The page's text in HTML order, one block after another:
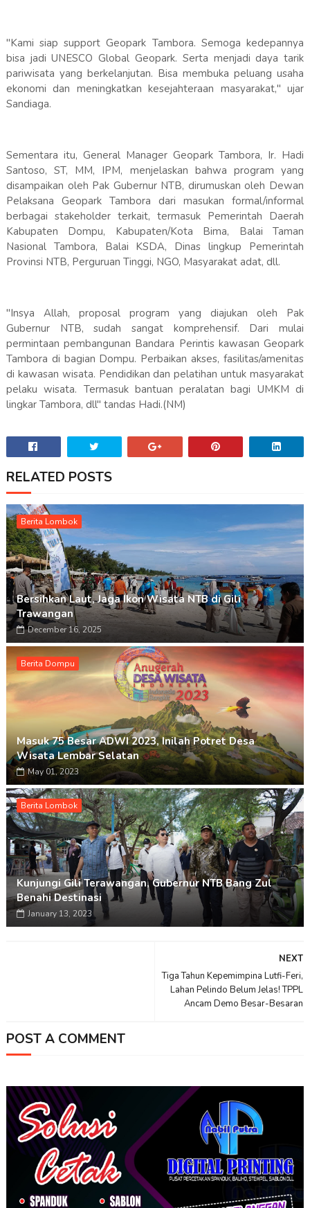
"Kami siap support Geopark Tambora. Semoga kedepannya
bisa jadi UNESCO Global Geopark. Serta menjadi daya tarik
pariwisata yang berkelanjutan. Bisa membuka peluang usaha
ekonomi dan meningkatkan kesejahteraan masyarakat," ujar
Sandiaga.
Sementara itu, General Manager Geopark Tambora, Ir. Hadi
Santoso, ST, MM, IPM, menjelaskan bahwa program yang
disampaikan oleh Pak Gubernur NTB, dirumuskan oleh Dewan
Pelaksana Geopark Tambora dari masukan formal/informal
berbagai stakeholder terkait, termasuk Pemerintah Daerah
Kabupaten Dompu, Kabupaten/Kota Bima, Balai Taman
Nasional Tambora, Balai KSDA, Dinas lingkup Pemerintah
Provinsi NTB, Perguruan Tinggi, NGO, Masyarakat adat, dll.
"Insya Allah, proposal program yang diajukan oleh Pak
Gubernur NTB, sudah sangat komprehensif. Dari mulai
permintaan pembangunan Bandara Perintis kawasan Geopark
Tambora di bagian Dompu. Perbaikan akses, fasilitas/amenitas
di kawasan wisata. Pendidikan dan pelatihan untuk masyarakat
pelaku wisata. Termasuk bantuan peralatan bagi UMKM di
lingkar Tambora, dll" tandas Hadi.(NM)
RELATED POSTS
Berita Lombok
Bersihkan Laut, Jaga Ikon Wisata NTB di Gili
Trawangan
December 16, 2025
Berita Dompu
Masuk 75 Besar ADWI 2023, Inilah Potret Desa
Wisata Lembar Selatan
May 01, 2023
Berita Lombok
Kunjungi Gili Terawangan, Gubernur NTB Bang Zul
Benahi Destinasi
January 13, 2023
NEXT
Tiga Tahun Kepemimpina Lutfi-Feri,
Lahan Pelindo Belum Jelas! TPPL
Ancam Demo Besar-Besaran
POST A COMMENT